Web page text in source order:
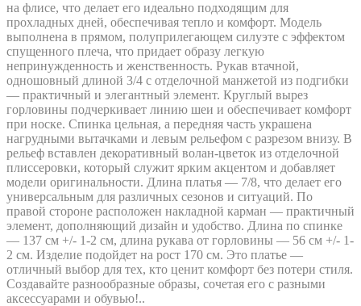
на флисе, что делает его идеально подходящим для
прохладных дней, обеспечивая тепло и комфорт. Модель
выполнена в прямом, полуприлегающем силуэте с эффектом
спущенного плеча, что придает образу легкую
непринужденность и женственность. Рукав втачной,
одношовный длиной 3/4 с отделочной манжетой из подгибки
— практичный и элегантный элемент. Круглый вырез
горловины подчеркивает линию шеи и обеспечивает комфорт
при носке. Спинка цельная, а передняя часть украшена
нагрудными вытачками и левым рельефом с разрезом внизу. В
рельеф вставлен декоративный волан-цветок из отделочной
плиссеровки, который служит ярким акцентом и добавляет
модели оригинальности. Длина платья — 7/8, что делает его
универсальным для различных сезонов и ситуаций. По
правой стороне расположен накладной карман — практичный
элемент, дополняющий дизайн и удобство. Длина по спинке
— 137 см +/- 1-2 см, длина рукава от горловины — 56 см +/- 1-
2 см. Изделие подойдет на рост 170 см. Это платье —
отличный выбор для тех, кто ценит комфорт без потери стиля.
Создавайте разнообразные образы, сочетая его с разными
аксессуарами и обувью!..